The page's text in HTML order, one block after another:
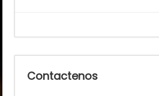
Contactenos